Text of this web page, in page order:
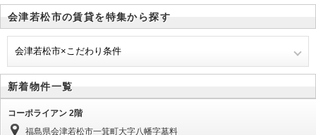
会津若松市の賃貸を特集から探す
会津若松市×こだわり条件
新着物件一覧
コーポライアン 2階
福島県会津若松市一箕町大字八幡字墓料